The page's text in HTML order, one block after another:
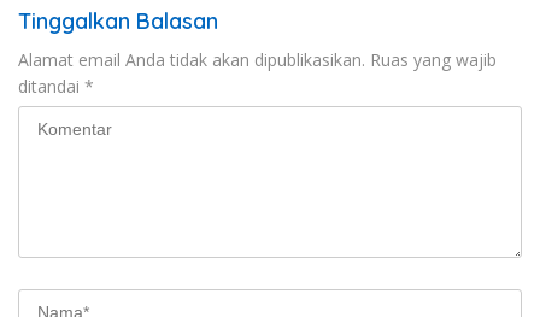
Tinggalkan Balasan
Alamat email Anda tidak akan dipublikasikan. Ruas yang wajib
ditandai *